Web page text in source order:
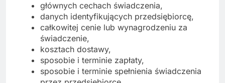
głównych cechach świadczenia,
danych identyfikujących przedsiębiorcę,
całkowitej cenie lub wynagrodzeniu za
świadczenie,
kosztach dostawy,
sposobie i terminie zapłaty,
sposobie i terminie spełnienia świadczenia